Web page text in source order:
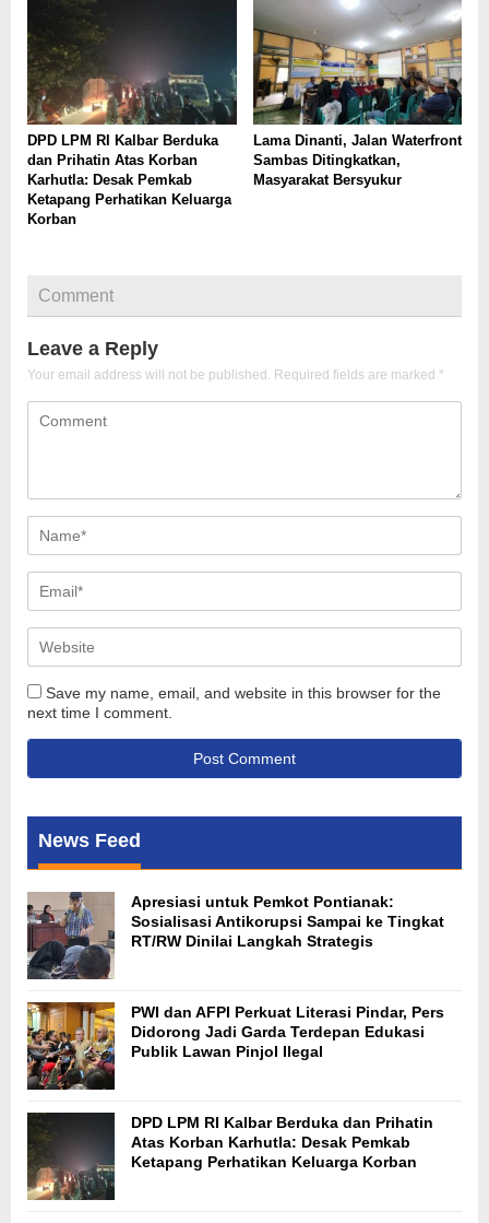
DPD LPM RI Kalbar Berduka
dan Prihatin Atas Korban
Karhutla: Desak Pemkab
Ketapang Perhatikan Keluarga
Korban
Lama Dinanti, Jalan Waterfront
Sambas Ditingkatkan,
Masyarakat Bersyukur
Comment
Leave a Reply
Your email address will not be published. Required fields are marked *
Save my name, email, and website in this browser for the
next time I comment.
News Feed
Apresiasi untuk Pemkot Pontianak:
Sosialisasi Antikorupsi Sampai ke Tingkat
RT/RW Dinilai Langkah Strategis
PWI dan AFPI Perkuat Literasi Pindar, Pers
Didorong Jadi Garda Terdepan Edukasi
Publik Lawan Pinjol Ilegal
DPD LPM RI Kalbar Berduka dan Prihatin
Atas Korban Karhutla: Desak Pemkab
Ketapang Perhatikan Keluarga Korban